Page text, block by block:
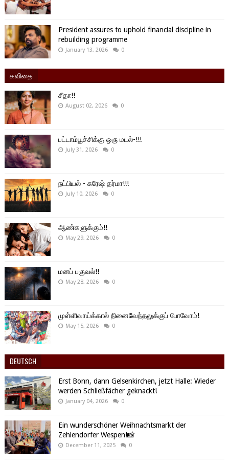
President assures to uphold financial discipline in
rebuilding programme
January 13, 2026 0
கவிதை
சீதா!!
August 02, 2026 0
பட்டாம்பூச்சிக்கு ஒரு மடல்-!!!
July 31, 2026 0
நட்பியல் - சுரேஷ் தர்மா!!!
July 10, 2026 0
ஆண்களுக்கும்!!
May 29, 2026 0
மனப் பகுவல்!!
May 28, 2026 0
முள்ளிவாய்க்கால் நினைவேந்தலுக்குப் போவோம்!
May 15, 2026 0
DEUTSCH
Erst Bonn, dann Gelsenkirchen, jetzt Halle: Wieder
werden Schließfächer geknackt!
January 04, 2026 0
Ein wunderschöner Weihnachtsmarkt der
Zehlendorfer Wespen!📸
December 11, 2025 0